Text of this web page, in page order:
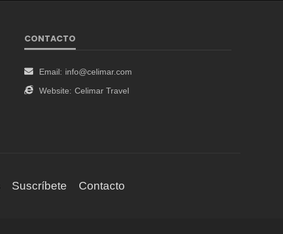
CONTACTO
Email: info@celimar.com
Website: Celimar Travel
Suscríbete Contacto